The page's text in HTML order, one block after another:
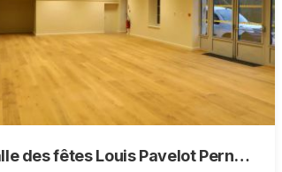
Salle des fêtes Louis Pavelot Pernand-Vergelesses